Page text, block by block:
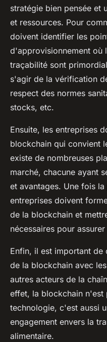
stratégie bien pensée et
et ressources. Pour
doivent identifier les
d'approvisionnement où
traçabilité sont
s'agir de la vérification
respect des normes
stocks, etc.
Ensuite, les entreprises
blockchain qui convient
existe de nombreuses
marché, chacune ayant
et avantages. Une fois
entreprises doivent
de la blockchain et
nécessaires pour
Enfin, il est important
de la blockchain avec
autres acteurs de la
effet, la blockchain n'est
technologie, c'est aussi
engagement envers la
alimentaire.